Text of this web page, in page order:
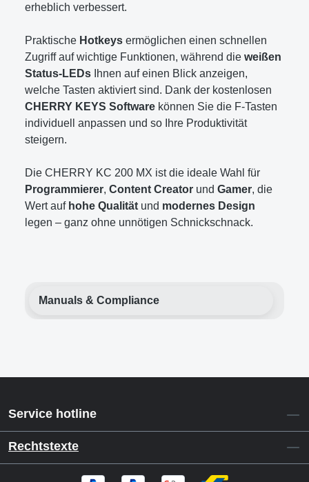
erheblich verbessert.
Praktische Hotkeys ermöglichen einen schnellen
Zugriff auf wichtige Funktionen, während die weißen
Status-LEDs Ihnen auf einen Blick anzeigen,
welche Tasten aktiviert sind. Dank der kostenlosen
CHERRY KEYS Software können Sie die F-Tasten
individuell anpassen und so Ihre Produktivität
steigern.
Die CHERRY KC 200 MX ist die ideale Wahl für
Programmierer, Content Creator und Gamer, die
Wert auf hohe Qualität und modernes Design
legen – ganz ohne unnötigen Schnickschnack.
Manuals & Compliance
Service hotline
Rechtstexte